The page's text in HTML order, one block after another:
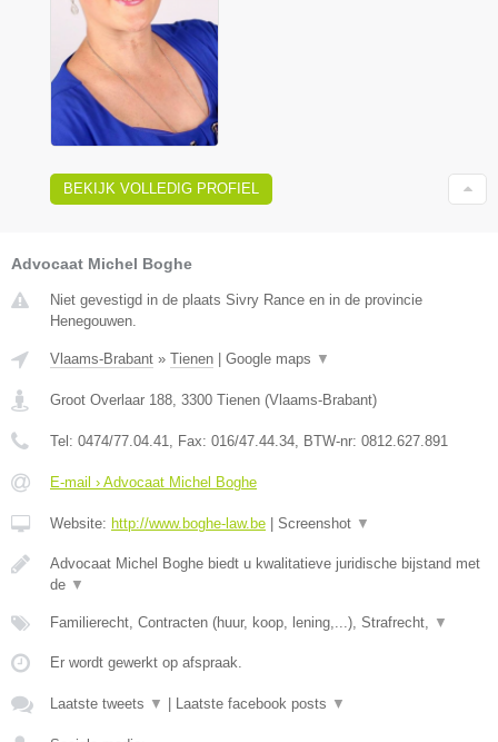
BEKIJK VOLLEDIG PROFIEL
Advocaat Michel Boghe
Niet gevestigd in de plaats Sivry Rance en in de provincie
Henegouwen.
Vlaams-Brabant » Tienen | Google maps ▼
Groot Overlaar 188 3300 Tienen (Vlaams-Brabant)
Tel: 0474/77.04.41 , Fax: 016/47.44.34 , BTW-nr: ​0812.627.891
E-mail › Advocaat Michel Boghe
Website: http://www.boghe-law.be | Screenshot ▼
Advocaat Michel Boghe biedt u kwalitatieve juridische bijstand met
de ▼
Familierecht, Contracten (huur, koop, lening,...), Strafrecht, ▼
Er wordt gewerkt op afspraak.
Laatste tweets ▼ | Laatste facebook posts ▼